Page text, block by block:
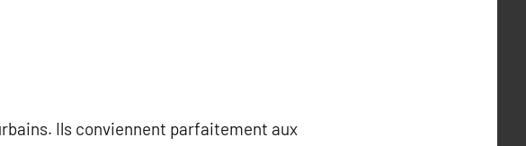
Ils conviennent parfaitement aux